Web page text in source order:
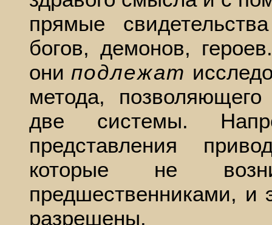
прямые
богов, демонов,
они подлежат
метода,
две системы.
представления
которые не
предшественниками, и
разрешены.